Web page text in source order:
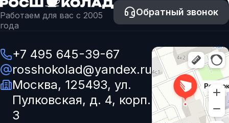
Работаем для вас с 2005
года
Обратный звонок
+7 495 645-39-67
rosshokolad@yandex.ru
Москва, 125493, ул.
Пулковская, д. 4, корп.
3